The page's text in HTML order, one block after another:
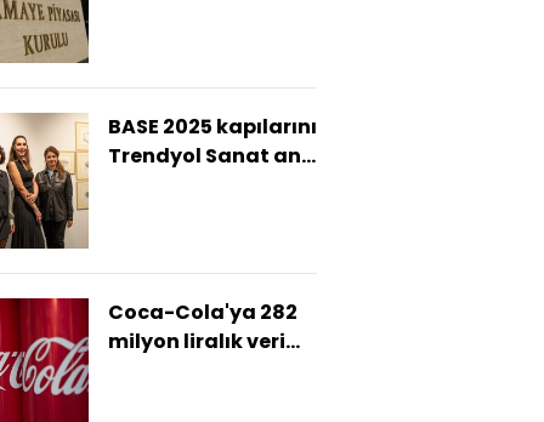
BASE 2025 kapılarını
Trendyol Sanat ana
Coca-Cola'ya 282
milyon liralık veri